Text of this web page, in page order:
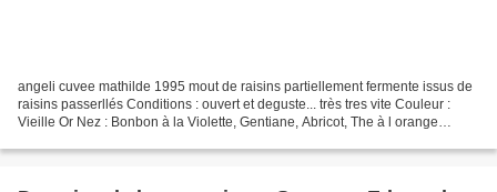
angeli cuvee mathilde 1995 mout de raisins partiellement fermente issus de
raisins passerllés Conditions : ouvert et deguste... très tres vite Couleur :
Vieille Or Nez : Bonbon à la Violette, Gentiane, Abricot, The à l orange